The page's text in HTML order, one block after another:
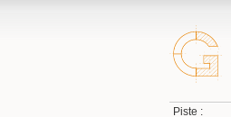
Piste :